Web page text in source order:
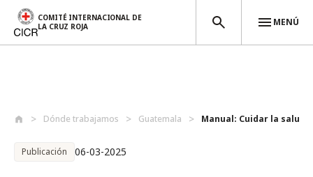
COMITÉ INTERNACIONAL DE
LA CRUZ ROJA
MENÚ
Dónde trabajamos Guatemala Manual: Cuidar la salud
Publicación 06-03-2025